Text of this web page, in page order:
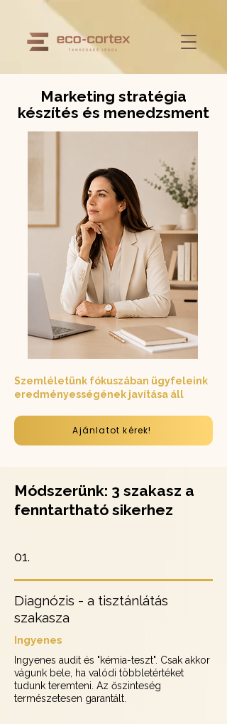
Marketing stratégia
készítés és menedzsment
Szemléletünk fókuszában ügyfeleink
eredményességének javítása áll
Ajánlatot kérek!
Módszerünk: 3 szakasz a
fenntartható sikerhez
01.
Diagnózis - a tisztánlátás
szakasza
Ingyenes
Ingyenes audit és "kémia-teszt". Csak akkor
vágunk bele, ha valódi többletértéket
tudunk teremteni. Az őszinteség
természetesen garantált.